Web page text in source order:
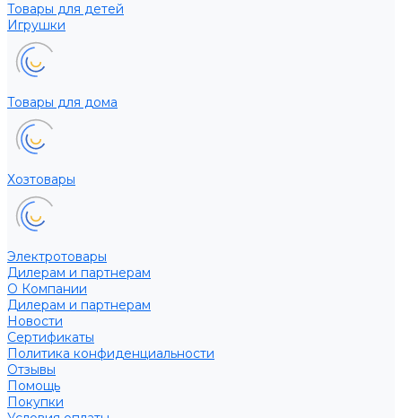
Товары для детей
Игрушки
Товары для дома
Хозтовары
Электротовары
Дилерам и партнерам
О Компании
Дилерам и партнерам
Новости
Сертификаты
Политика конфиденциальности
Отзывы
Помощь
Покупки